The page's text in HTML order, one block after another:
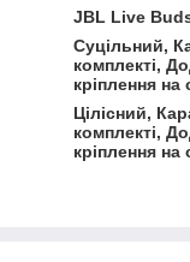
JBL Live
Суцільний,
комплекті,
кріплення на
Цілісний,
комплекті,
кріплення на